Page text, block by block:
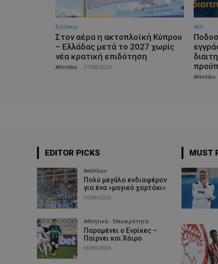
Ειδήσεις
Στον αέρα η ακτοπλοϊκή Κύπρου
– Ελλάδας μετά το 2027 χωρίς
νέα κρατική επιδότηση
Afentiko 07/08/2026
ΑΕΛ
Afentiko
EDITOR PICKS
Απόλλων
Πολύ μεγάλο ενδιαφέρον
για ένα «μαγικό χαρτάκι»
06/08/2026
Αθλητικά - Επικαιρότητα
Παραμένει ο Ενρίκες –
Παίρνει και Χάιρο
06/08/2026
MUST